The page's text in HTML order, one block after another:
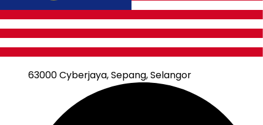
Hubungi Kami
Hubungi Kami
Jabatan Digital Negara (JDN)Bangunan MKN
Embassy Techzone No. 3200 Jalan Teknokrat 2,
63000 Cyberjaya, Sepang, Selangor